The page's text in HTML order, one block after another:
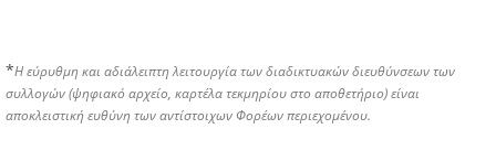
*Η εύρυθμη και αδιάλειπτη λειτουργία των διαδικτυακών διευθύνσεων των
συλλογών (ψηφιακό αρχείο, καρτέλα τεκμηρίου στο αποθετήριο) είναι
αποκλειστική ευθύνη των αντίστοιχων Φορέων περιεχομένου.